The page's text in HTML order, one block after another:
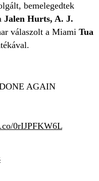
bemelegedtek
Jalen Hurts, A. J.
válaszolt a Miami Tua
AGAIN
0rIJPFKW6L